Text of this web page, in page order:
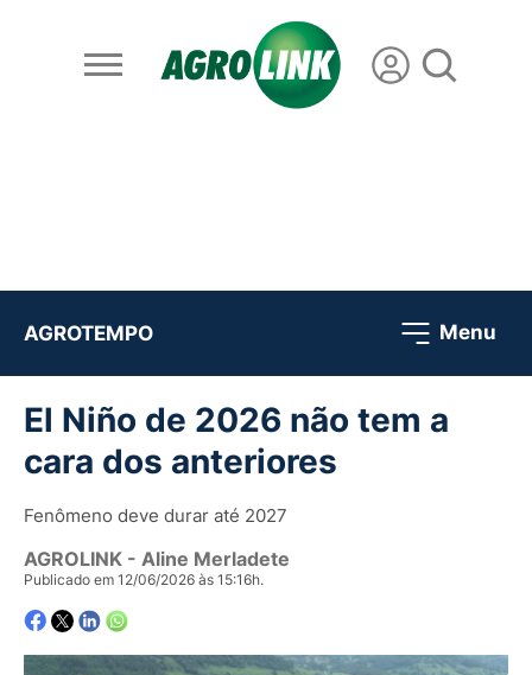
AGROTEMPO Menu
El Niño de 2026 não tem a
cara dos anteriores
Fenômeno deve durar até 2027
AGROLINK - Aline Merladete
Publicado em 12/06/2026 às 15:16h.